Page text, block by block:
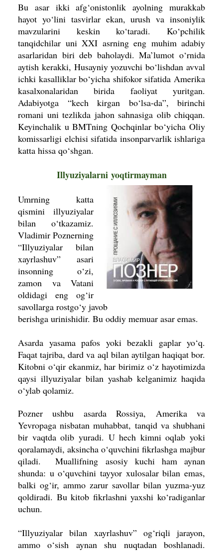
Bu asar ikki afg‘onistonlik ayol­ning murakkab
hayot yo‘lini tasvirlar ekan, urush va insoniylik
mavzulari­ni keskin ko‘taradi. Ko‘pchilik
tanqidchilar uni XXI asrning eng muhim ada­biy
asarlaridan biri deb baholaydi. Ma’lumot o‘rnida
aytish kerakki, Husayniy yozuvchi bo‘lishdan avval
ichki kasalliklar bo‘yicha shifokor sifatida Amerika
kasalxonalaridan birida faoliyat yuritgan.
Adabiyotga “kech kirgan bo‘lsa-da”, birinchi
romani uni tezlikda jahon sahnasiga olib chiqqan.
Keyinchalik u BMTning Qochqinlar bo‘yicha Oliy
komissarligi elchisi sifatida insonparvarlik ishlariga
katta hissa qo‘shgan.
Illyuziyalarni yoqtirmayman
Umrning katta
qismini illyuziyalar
bilan o‘tkazamiz.
Vladimir Poznerning
“Illyuziyalar bilan
xayrlashuv” asari
insonning o‘zi,
zamon va Vatani
oldi­dagi eng og‘ir
savollarga rostgo‘y javob
berishga urinishidir. Bu oddiy memuar asar emas.
Asarda yasama pafos yoki bezakli gaplar yo‘q.
Faqat tajriba, dard va aql bilan aytilgan haqiqat bor.
Kitobni o‘qir ekanmiz, har birimiz o‘z hayotimizda
qaysi illyuziyalar bilan yashab kelganimiz haqida
o‘ylab qolamiz.
Pozner ushbu asarda Rossiya, Ame­rika va
Yevropaga nisbatan muhabbat, tanqid va shubhani
bir vaqtda olib yuradi. U hech kimni oqlab yoki
qoralamaydi, aksincha o‘quvchini fikrlashga maj­bur
qiladi. Muallifning asosiy kuchi ham aynan
shunda: u o‘quvchini tayyor xulosalar bilan emas,
balki og‘ir, ammo zarur savollar bilan yuzma-yuz
qoldiradi. Bu kitob fikrlashni yaxshi ko‘radiganlar
uchun.
“Illyuziyalar bilan xayrlashuv” og‘riqli jarayon,
ammo o‘sish aynan shu nuqtadan boshlanadi.